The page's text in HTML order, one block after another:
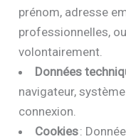
prénom, adresse
professionnelles,
volontairement.
Données
navigateur,
connexion.
Cookies: